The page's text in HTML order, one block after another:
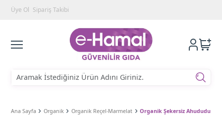
Üye Ol Sipariş Takibi
Ana Sayfa Organik Organik Reçel-Marmelat Organik Şekersiz Ahududu